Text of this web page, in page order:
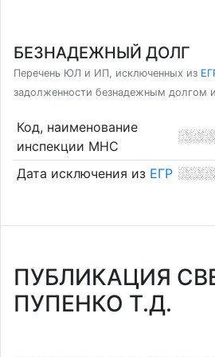
БЕЗНАДЕЖНЫЙ ДОЛГ
Перечень ЮЛ и ИП, исключенных из
задолженности безнадежным долгом
Код, наименование
инспекции МНС
Дата исключения из ЕГР
ПУБЛИКАЦИЯ
ПУПЕНКО Т.Д.